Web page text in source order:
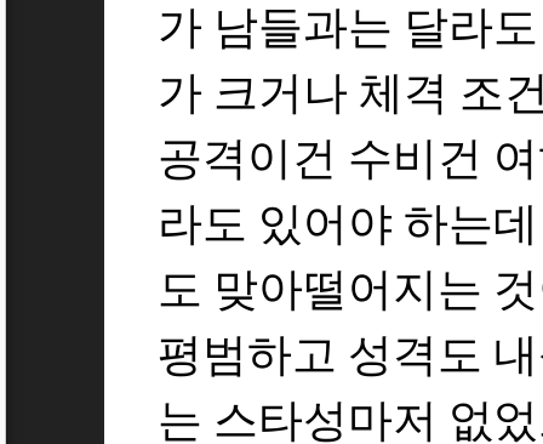
가 남들과는 달라
가 크거나 체격 조
공격이건 수비건
라도 있어야 하는
도 맞아떨어지는
평범하고 성격도
는 스타성마저 없